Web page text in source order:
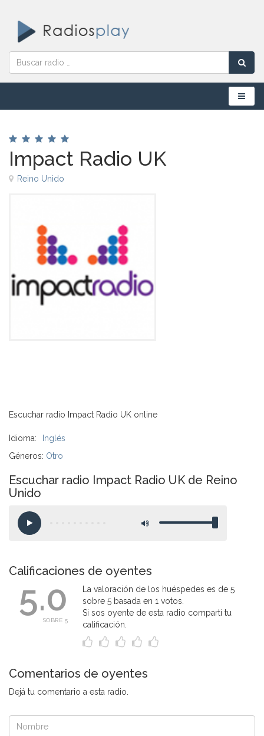
Menú
Impact Radio UK
Reino Unido
Escuchar radio Impact Radio UK online
Idioma:
Inglés
Géneros: Otro
Escuchar radio Impact Radio UK de Reino
Unido
Calificaciones de oyentes
5.0
SOBRE 5
La valoración de los huéspedes es de 5
sobre 5 basada en 1 votos.
Si sos oyente de esta radio compartí tu
calificación.
Comentarios de oyentes
Dejá tu comentario a esta radio.